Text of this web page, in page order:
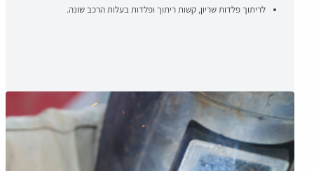
לריתוך פלדות שריון, קשות ריתוך ופלדות בעלות הרכב שונה.